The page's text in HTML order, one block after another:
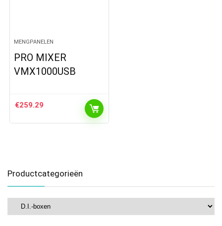
MENGPANELEN
PRO MIXER
VMX1000USB
€259.29
Productcategorieën